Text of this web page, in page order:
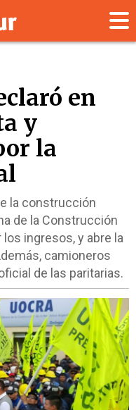
en
y
la
la construcción
de la Construcción
los ingresos, y abre la
camioneros
de las paritarias.